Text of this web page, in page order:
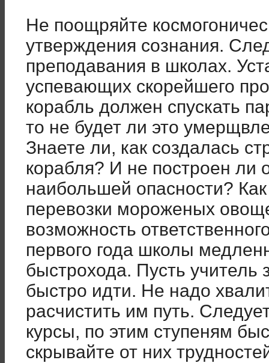
Не поощряйте
утверждения сознания.
преподавания в школах.
успевающих скорейшего
корабль должен спускать
то не будет ли это
Знаете ли, как создалась
корабля? И не построен ли
наибольшей опасности?
перевозки мороженых
возможность
первого года школы
быстрохода. Пусть учитель
быстро идти. Не надо
расчистить им путь.
курсы, по этим ступеням
скрывайте от них